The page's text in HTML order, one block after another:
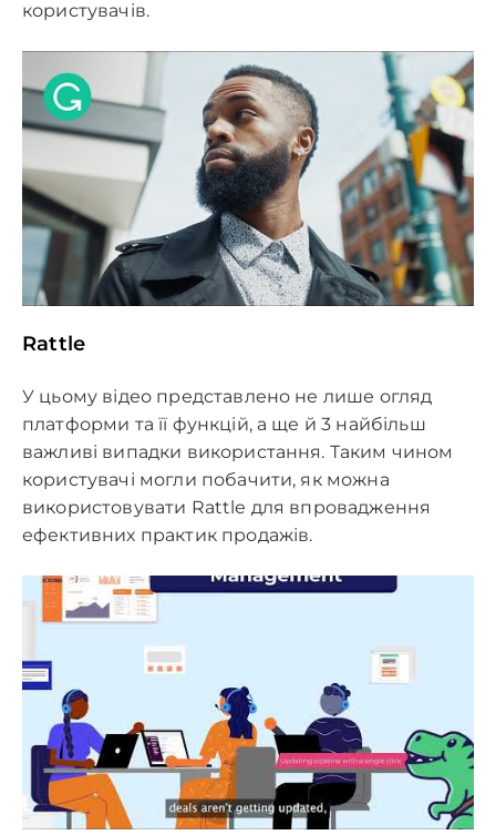
користувачів.
Rattle
У цьому відео представлено не лише огляд
платформи та її функцій, а ще й 3 найбільш
важливі випадки використання. Таким чином
користувачі могли побачити, як можна
використовувати Rattle для впровадження
ефективних практик продажів.
Please
leave
this
field
empty.